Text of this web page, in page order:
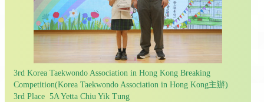
3rd Korea Taekwondo Association in Hong Kong Breaking
Competition(Korea Taekwondo Association in Hong Kong主辦)
3rd Place 5A Yetta Chiu Yik Tung